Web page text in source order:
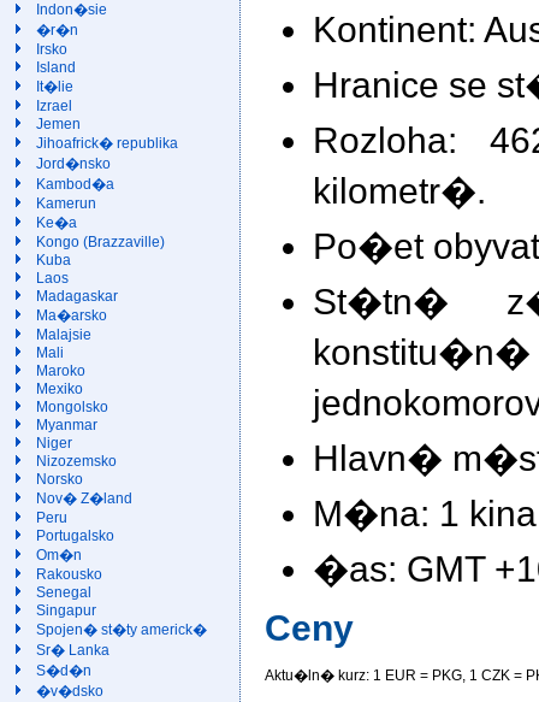
Indon�sie
�r�n
Irsko
Island
It�lie
Izrael
Jemen
Jihoafrick� republika
Jord�nsko
Kambod�a
Kamerun
Ke�a
Kongo (Brazzaville)
Kuba
Laos
Madagaskar
Ma�arsko
Malajsie
Mali
Maroko
Mexiko
Mongolsko
Myanmar
Niger
Nizozemsko
Norsko
Nov� Z�land
Peru
Portugalsko
Om�n
Rakousko
Senegal
Singapur
Spojen� st�ty americk�
Sr� Lanka
S�d�n
�v�dsko
Kontinent:
Hranice se
Rozloha:
kilometr�.
Po�et
St�tn�
Hlavn�
M�na: 1
�as: GMT
Ceny
Aktu�ln� kurz: 1 EUR = PKG, 1 CZK =